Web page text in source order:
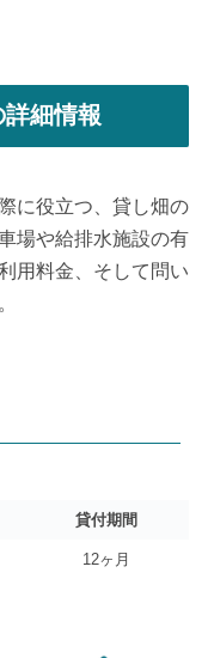
細情報
に役立つ、貸し畑の
場や給排水施設の有
用料金、そして問い
貸付期間
12ヶ月